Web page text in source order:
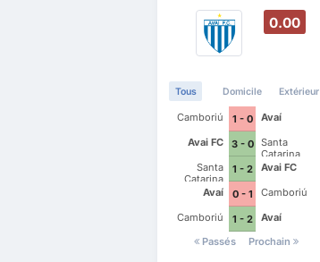
0.00
Tous Domicile Extérieur
Camboriú 1 - 0
Avaí
Avai FC
3 - 0
Santa
Catarina
Santa
Catarina
1 - 2
Avai FC
Avaí
0 - 1
Camboriú
Camboriú
1 - 2
Avaí
Passés
Prochain